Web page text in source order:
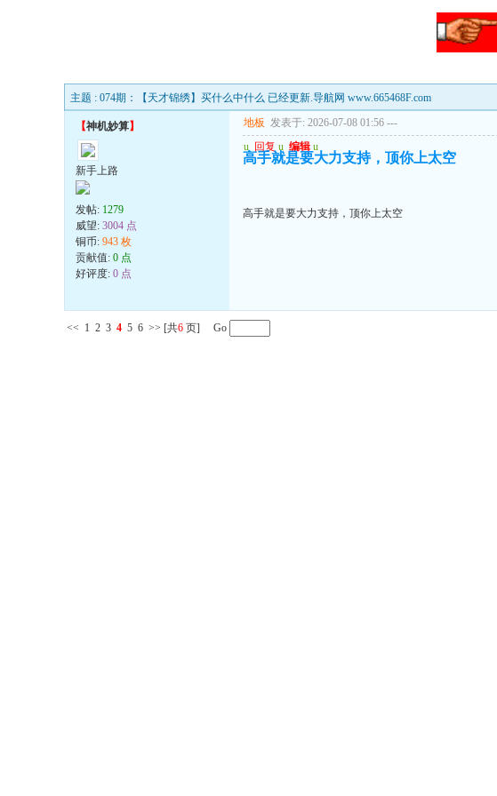
主题 : 074期：【天才锦绣】买什么中什么 已经更新.导航网 www.665468F.com
【神机妙算】
新手上路
发帖: 1279
威望: 3004 点
铜币: 943 枚
贡献值: 0 点
好评度: 0 点
地板 发表于: 2026-07-08 01:56 ---
u 回复 u 编辑 u
高手就是要大力支持，顶你上太空
高手就是要大力支持，顶你上太空
<< 1 2 3 4 5 6 >> [共6 页] Go